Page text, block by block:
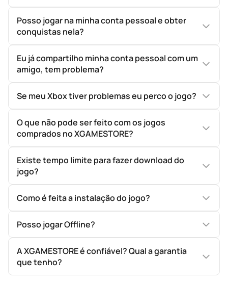
Posso jogar na minha conta pessoal e obter
conquistas nela?
Eu já compartilho minha conta pessoal com um
amigo, tem problema?
Se meu Xbox tiver problemas eu perco o jogo?
O que não pode ser feito com os jogos
comprados no XGAMESTORE?
Existe tempo limite para fazer download do
jogo?
Como é feita a instalação do jogo?
Posso jogar Offline?
A XGAMESTORE é confiável? Qual a garantia
que tenho?